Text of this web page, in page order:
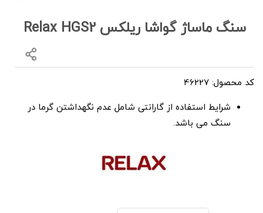
سنگ ماساژ گواشا ریلکس Relax HGS2
کد محصول: 46227
شرایط استفاده از گارانتی شامل عدم نگهداشتن گرما در
سنگ می باشد.